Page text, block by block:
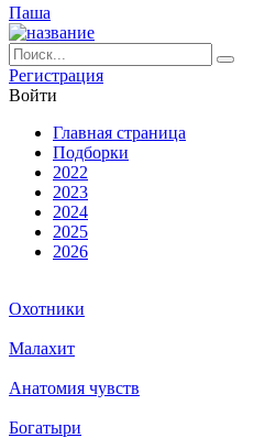
Паша
Ре­ги­ст­ра­ция
Вой­ти
Глав­ная стра­ни­ца
Подборки
2022
2023
2024
2025
2026
Охотники
Малахит
Анатомия чувств
Богатыри